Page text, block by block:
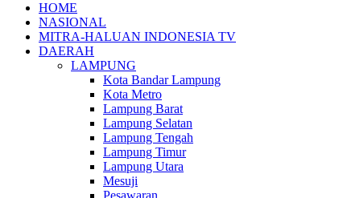
HOME
NASIONAL
MITRA-HALUAN INDONESIA TV
DAERAH
LAMPUNG
Kota Bandar Lampung
Kota Metro
Lampung Barat
Lampung Selatan
Lampung Tengah
Lampung Timur
Lampung Utara
Mesuji
Pesawaran